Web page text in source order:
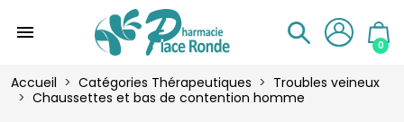
menu
0
Accueil Catégories Thérapeutiques
Troubles veineux
Chaussettes et bas de contention homme